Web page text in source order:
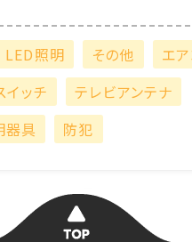
LED照明 その他
エ
イッチ
テレビアンテナ
器具 防犯